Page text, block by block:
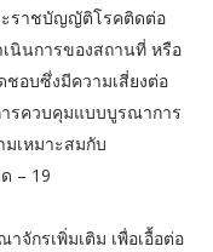
ะราชบัญญัติโรคติดต่อ
นินการของสถานที่ หรือ
อบซึ่งมีความเสี่ยงต่อ
ารควบคุมแบบบูรณาการ
เหมาะสมกับ
– 19
จักรเพิ่มเติม เพื่อเอื้อต่อ